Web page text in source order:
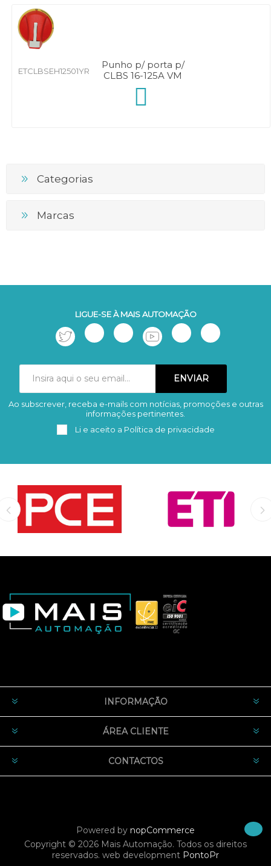
ETCLBSEH12501YR
Punho p/ porta p/
CLBS 16-125A VM
Categorias
Marcas
LIGUE-SE À MAIS AUTOMAÇÃO
Subscrever Remover
Ao subscrever, receba e-mails com notícias, promoções e outras
informações pertinentes.
Li e aceito a Política de privacidade
INFORMAÇÃO
ÁREA CLIENTE
CONTACTOS
Powered by nopCommerce
Copyright © 2026 Mais Automação. Todos os direitos
reservados. web development PontoPr